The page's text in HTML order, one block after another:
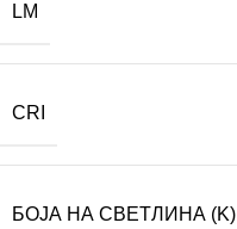
LM
CRI
БОЈА НА СВЕТЛИНА (K)